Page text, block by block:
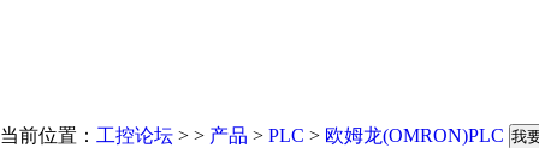
当前位置： 工控论坛 > > 产品 > PLC > 欧姆龙(OMRON)PLC 我